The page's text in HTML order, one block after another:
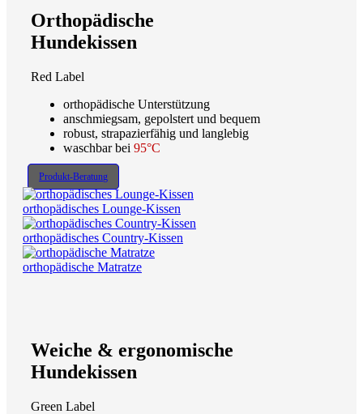
Orthopädische
Hundekissen
Red Label
orthopädische Unterstützung
anschmiegsam, gepolstert und bequem
robust, strapazierfähig und langlebig
waschbar bei 95°C
Produkt-Beratung
orthopädisches Lounge-Kissen
orthopädisches Country-Kissen
orthopädische Matratze
Weiche & ergonomische
Hundekissen
Green Label